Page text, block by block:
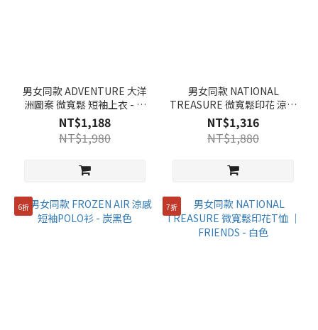
男女同款 ADVENTURE 大洋
洲圖案 微寬鬆 短袖上衣 - 白
色
NT$1,188
NT$1,980
男女同款 NATIONAL
TREASURE 微寬鬆印花 涼感
T恤 ｜ 露營車 - 白色
NT$1,316
NT$1,880
6折 7折